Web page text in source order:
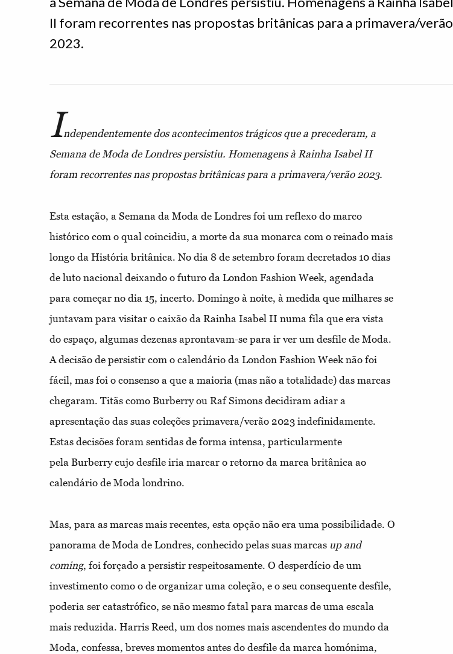
II foram recorrentes nas propostas britânicas para a primavera/verão
2023.
Independentemente dos acontecimentos trágicos que a precederam, a
Semana de Moda de Londres persistiu. Homenagens à Rainha Isabel II
foram recorrentes nas propostas britânicas para a primavera/verão 2023.
Esta estação, a Semana da Moda de Londres foi um reflexo do marco
histórico com o qual coincidiu, a morte da sua monarca com o reinado mais
longo da História britânica. No dia 8 de setembro foram decretados 10 dias
de luto nacional deixando o futuro da London Fashion Week, agendada
para começar no dia 15, incerto. Domingo à noite, à medida que milhares se
juntavam para visitar o caixão da Rainha Isabel II numa fila que era vista
do espaço, algumas dezenas aprontavam-se para ir ver um desfile de Moda.
A decisão de persistir com o calendário da London Fashion Week não foi
fácil, mas foi o consenso a que a maioria (mas não a totalidade) das marcas
chegaram. Titãs como Burberry ou Raf Simons decidiram adiar a
apresentação das suas coleções primavera/verão 2023 indefinidamente.
Estas decisões foram sentidas de forma intensa, particularmente
pela Burberry cujo desfile iria marcar o retorno da marca britânica ao
calendário de Moda londrino.
Mas, para as marcas mais recentes, esta opção não era uma possibilidade. O
panorama de Moda de Londres, conhecido pelas suas marcas up and
coming, foi forçado a persistir respeitosamente. O desperdício de um
investimento como o de organizar uma coleção, e o seu consequente desfile,
poderia ser catastrófico, se não mesmo fatal para marcas de uma escala
mais reduzida. Harris Reed, um dos nomes mais ascendentes do mundo da
Moda, confessa, breves momentos antes do desfile da marca homónima,